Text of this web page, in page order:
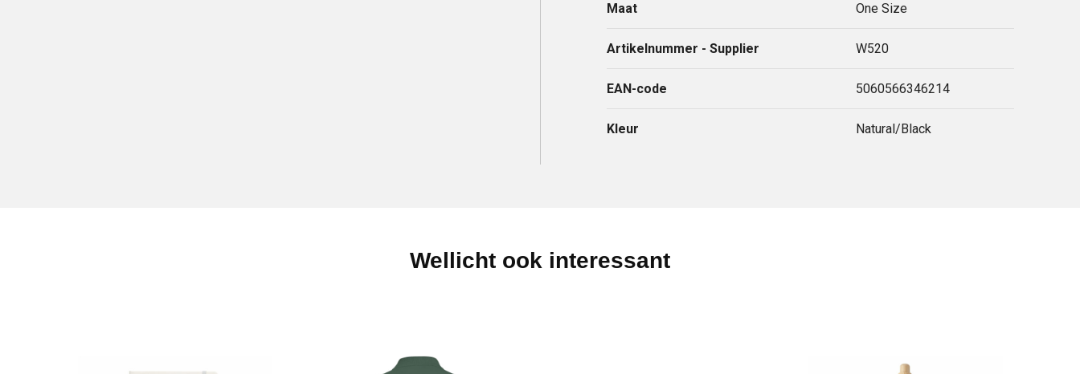
Maat One Size
Artikelnummer - Supplier W520
EAN-code 5060566346214
Kleur Natural/Black
Wellicht ook interessant